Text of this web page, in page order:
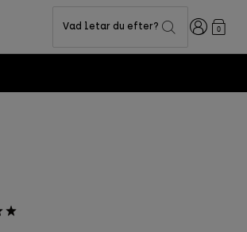
Vad letar du efter? Login0